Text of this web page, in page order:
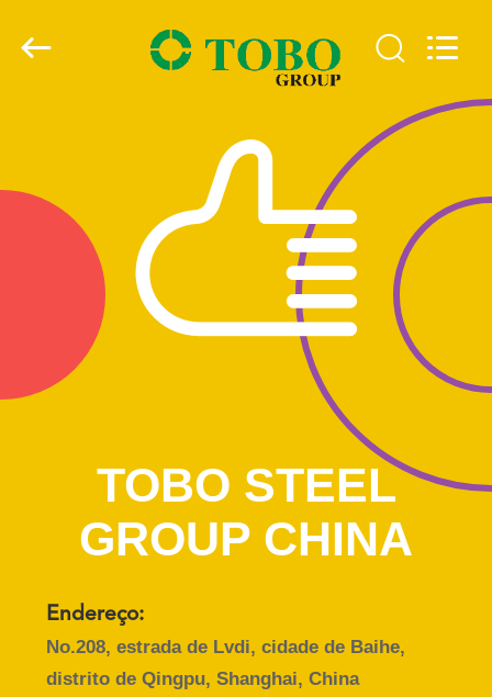
PRODUTOS
SOBRE
EXCURSÃO
DA
CONTROLE
CONTACTE-
NOS
GROUP
CHINA.
TOBO STEEL
GROUP CHINA
Endereço:
No.208, estrada de Lvdi, cidade de Baihe,
distrito de Qingpu, Shanghai, China